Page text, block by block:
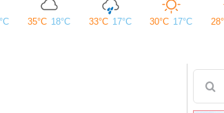
nach: